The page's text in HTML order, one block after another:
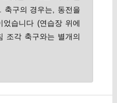
축구의 경우는, 동전을
습니다 (연습장 위에
조각 축구와는 별개의